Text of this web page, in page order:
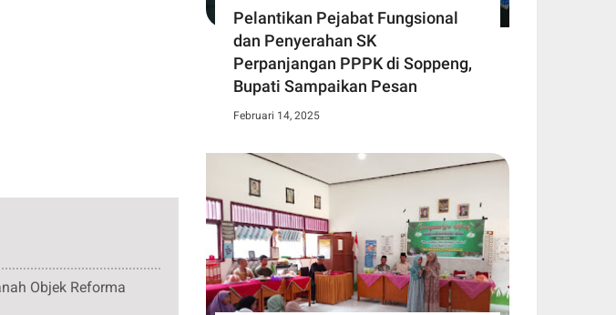
Objek Reforma
Pelantikan Pejabat Fungsional
dan Penyerahan SK
Perpanjangan PPPK di Soppeng,
Bupati Sampaikan Pesan
Februari 14, 2025